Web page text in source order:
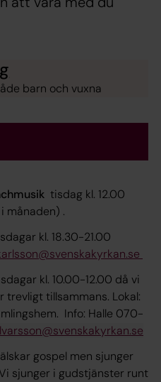
barn och vuxna
tisdag kl. 12.00
månaden) .
kl. 18.30-21.00
kl. 10.00-12.00 då vi
trevligt tillsammans. Lokal:
Info: Halle 070-
gospel men sjunger
sjunger i gudstjänster runt